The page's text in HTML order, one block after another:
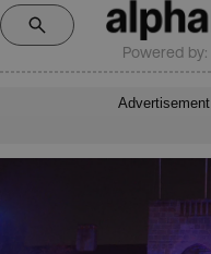
Powered by:
Advertisement